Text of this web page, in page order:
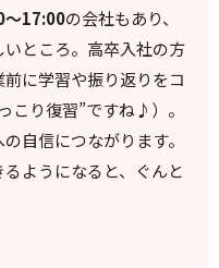
～17:00の会社もあり、
ところ。高卒入社の方
に学習や振り返りをコ
こり復習”ですね♪）。
自信につながります。
ようになると、ぐんと